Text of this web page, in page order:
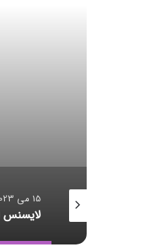
23 اکتبر 2022